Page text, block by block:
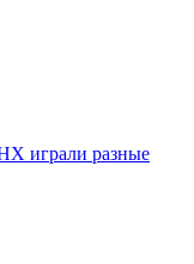
играли разные